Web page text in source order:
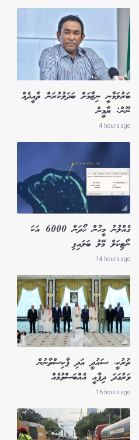
ބަރުލަމާނީ ނިޒާމަށް ބަދަލުކުރަން ތާއީދެއް
ނޫން: ޔާމީން
4 hours ago
ގެއްލުނު މީހުން ހޯދަން 6000 އަކަ
ނޯޓިކަލް މޭލު ބަލައިފި
14 hours ago
ތުރުކީ، ސައުދީ އަދި ޕާކިސްތާނުން
ވަރުގަދަ ދިފާއީ އެއްބަސްވުމެއް
16 hours ago